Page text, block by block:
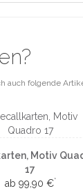
auch folgende
Motiv
17
ab 99,90 €*